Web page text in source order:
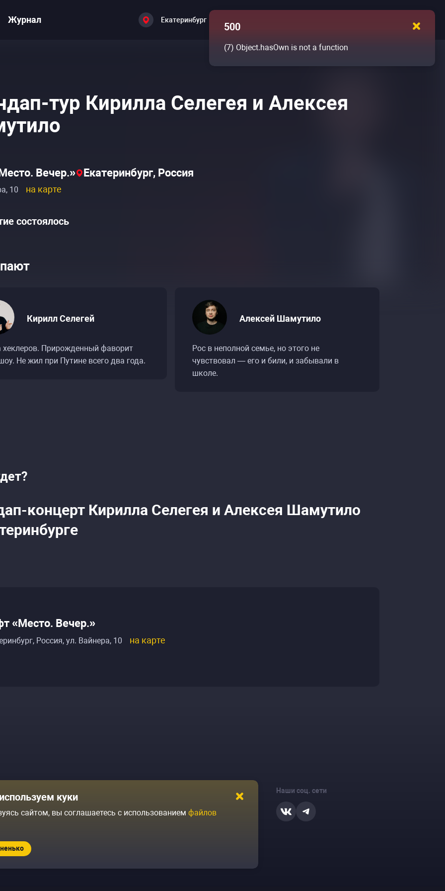
Журнал Екатеринбург
тур Кирилла Селегея и Алексея
Вечер.» Екатеринбург, Россия
10 на карте
состоялось
Кирилл Селегей
хеклеров. Прирожденный фаворит
Не жил при Путине всего два года.
Алексей Шамутило
Рос в неполной семье, но этого не
чувствовал — его и били, и забывали в
школе.
концерт Кирилла Селегея и Алексея Шамутило
«Место. Вечер.»
Россия, ул. Вайнера, 10 на карте
Журнал Политика конфиденциальности
Наши соц. сети
500
(7) Object.hasOwn is not a function
куки
сайтом, вы соглашаетесь с использованием файлов
«Кирилл Селегей и Алексей Шамутило. Стендап-концерт»
«Кирилл Селегей и Алексей Шамутило. Стендап-концерт»